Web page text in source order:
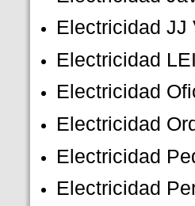
Electricidad JJ
Electricidad
Electricidad
Electricidad
Electricidad
Electricidad